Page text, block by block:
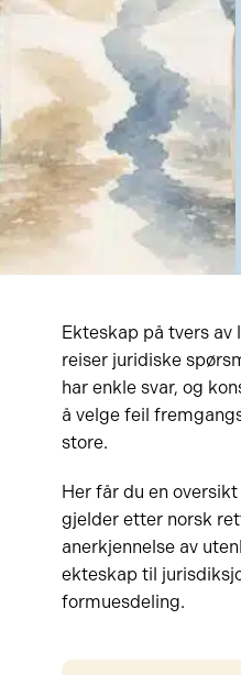
Ekteskap på tvers av
reiser juridiske
har enkle svar, og
å velge feil
store.
Her får du en oversikt
gjelder etter norsk
anerkjennelse av
ekteskap til
formuesdeling.